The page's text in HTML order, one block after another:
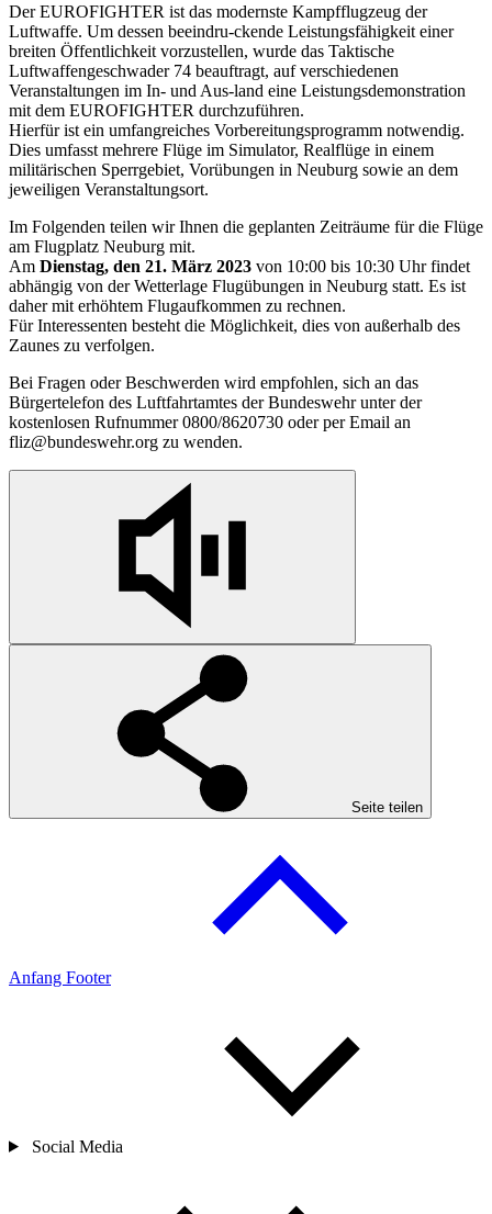
Der EUROFIGHTER ist das modernste Kampfflugzeug der
Luftwaffe. Um dessen beeindru-ckende Leistungsfähigkeit einer
breiten Öffentlichkeit vorzustellen, wurde das Taktische
Luftwaffengeschwader 74 beauftragt, auf verschiedenen
Veranstaltungen im In- und Aus-land eine Leistungsdemonstration
mit dem EUROFIGHTER durchzuführen.
Hierfür ist ein umfangreiches Vorbereitungsprogramm notwendig.
Dies umfasst mehrere Flüge im Simulator, Realflüge in einem
militärischen Sperrgebiet, Vorübungen in Neuburg sowie an dem
jeweiligen Veranstaltungsort.
Im Folgenden teilen wir Ihnen die geplanten Zeiträume für die Flüge
am Flugplatz Neuburg mit.
Am Dienstag, den 21. März 2023 von 10:00 bis 10:30 Uhr findet
abhängig von der Wetterlage Flugübungen in Neuburg statt. Es ist
daher mit erhöhtem Flugaufkommen zu rechnen.
Für Interessenten besteht die Möglichkeit, dies von außerhalb des
Zaunes zu verfolgen.
Bei Fragen oder Beschwerden wird empfohlen, sich an das
Bürgertelefon des Luftfahrtamtes der Bundeswehr unter der
kostenlosen Rufnummer 0800/8620730 oder per Email an
fliz@bundeswehr.org zu wenden.
Seite teilen
Anfang Footer
Social Media